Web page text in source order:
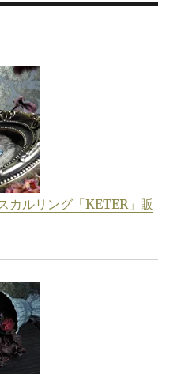
カルリング「KETER」販